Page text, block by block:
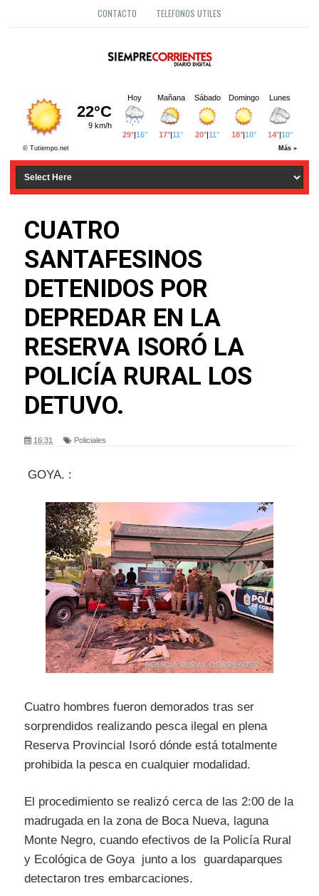
CONTACTO TELEFONOS UTILES
CUATRO
SANTAFESINOS
DETENIDOS POR
DEPREDAR EN LA
RESERVA ISORÓ LA
POLICÍA RURAL LOS
DETUVO.
16:31 Policiales
GOYA. :
Cuatro hombres fueron demorados tras ser
sorprendidos realizando pesca ilegal en plena
Reserva Provincial Isoró dónde está totalmente
prohibida la pesca en cualquier modalidad.
El procedimiento se realizó cerca de las 2:00 de la
madrugada en la zona de Boca Nueva, laguna
Monte Negro, cuando efectivos de la Policía Rural
y Ecológica de Goya junto a los guardaparques
detectaron tres embarcaciones.